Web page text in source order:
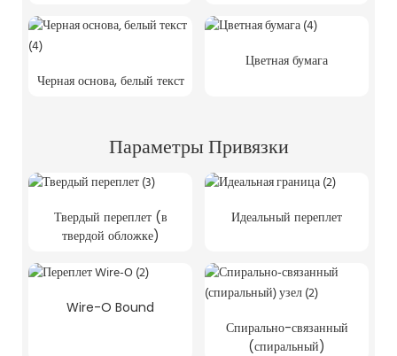
Черная основа, белый текст
Цветная бумага
Параметры Привязки
Твердый переплет (в
твердой обложке)
Идеальный переплет
Wire-O Bound
Спирально-связанный
(спиральный)